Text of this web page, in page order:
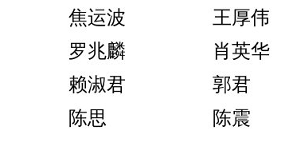
焦运波
王厚伟
罗兆麟
肖英华
赖淑君
郭君
陈思
陈震